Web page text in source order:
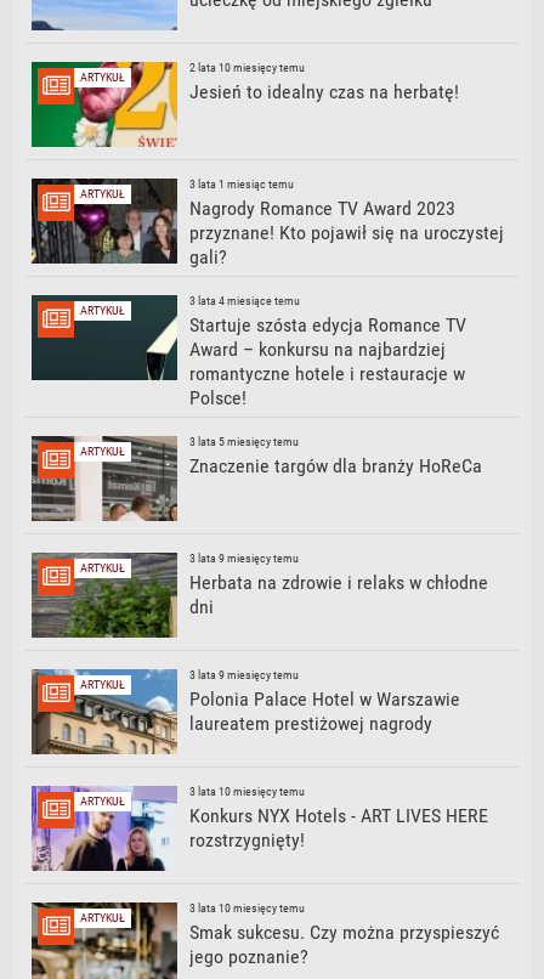
ARTYKUŁ
2 lata 10 miesięcy temu
Jesień to idealny czas na herbatę!
ARTYKUŁ
3 lata 1 miesiąc temu
Nagrody Romance TV Award 2023
przyznane! Kto pojawił się na uroczystej
gali?
ARTYKUŁ
3 lata 4 miesiące temu
Startuje szósta edycja Romance TV
Award – konkursu na najbardziej
romantyczne hotele i restauracje w
Polsce!
ARTYKUŁ
3 lata 5 miesięcy temu
Znaczenie targów dla branży HoReCa
ARTYKUŁ
3 lata 9 miesięcy temu
Herbata na zdrowie i relaks w chłodne
dni
ARTYKUŁ
3 lata 9 miesięcy temu
Polonia Palace Hotel w Warszawie
laureatem prestiżowej nagrody
ARTYKUŁ
3 lata 10 miesięcy temu
Konkurs NYX Hotels - ART LIVES HERE
rozstrzygnięty!
ARTYKUŁ
3 lata 10 miesięcy temu
Smak sukcesu. Czy można przyspieszyć
jego poznanie?